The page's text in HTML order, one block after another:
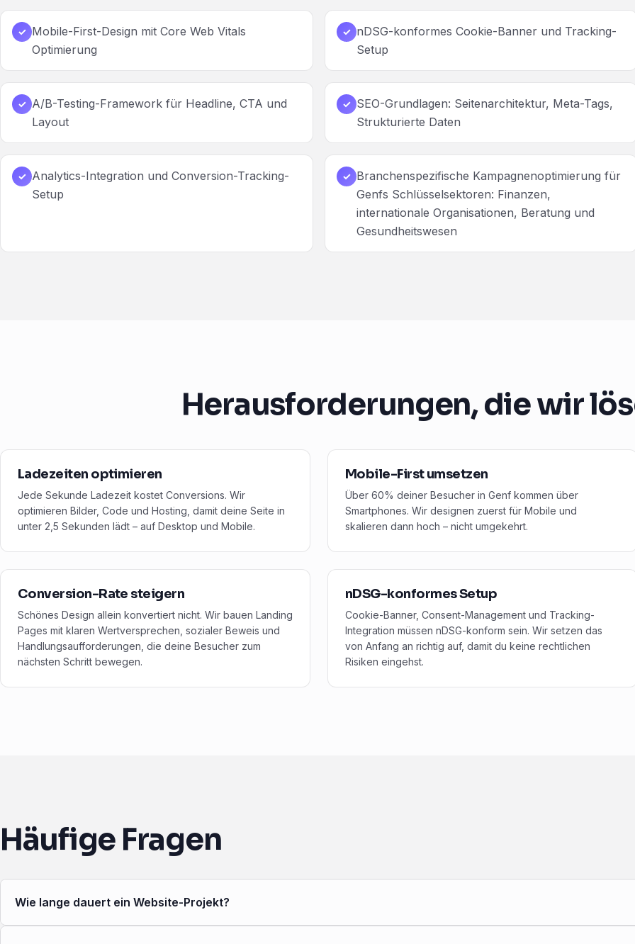
✓ Mobile-First-Design mit Core Web Vitals
Optimierung
✓ nDSG-konformes Cookie-Banner und Tracking-
Setup
✓ A/B-Testing-Framework für Headline, CTA und
Layout
✓ SEO-Grundlagen: Seitenarchitektur, Meta-Tags,
Strukturierte Daten
✓ Analytics-Integration und Conversion-Tracking-
Setup
✓ Branchenspezifische Kampagnenoptimierung für
Genfs Schlüsselsektoren: Finanzen,
internationale Organisationen, Beratung und
Gesundheitswesen
Herausforderungen, die wir
Ladezeiten optimieren
Jede Sekunde Ladezeit kostet Conversions. Wir
optimieren Bilder, Code und Hosting, damit deine Seite in
unter 2,5 Sekunden lädt – auf Desktop und Mobile.
Mobile-First umsetzen
Über 60% deiner Besucher in Genf kommen über
Smartphones. Wir designen zuerst für Mobile und
skalieren dann hoch – nicht umgekehrt.
Conversion-Rate steigern
Schönes Design allein konvertiert nicht. Wir bauen Landing
Pages mit klaren Wertversprechen, sozialer Beweis und
Handlungsaufforderungen, die deine Besucher zum
nächsten Schritt bewegen.
nDSG-konformes Setup
Cookie-Banner, Consent-Management und Tracking-
Integration müssen nDSG-konform sein. Wir setzen das
von Anfang an richtig auf, damit du keine rechtlichen
Risiken eingehst.
Häufige Fragen
Wie lange dauert ein Website-Projekt?